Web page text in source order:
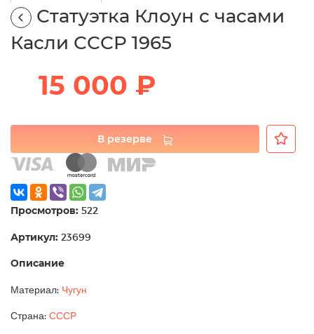
Статуэтка Клоун с часами
Касли СССР 1965
15 000 ₽
В резерве
Просмотров: 522
Артикул: 23699
Описание
Материал: Чугун
Страна: СССР